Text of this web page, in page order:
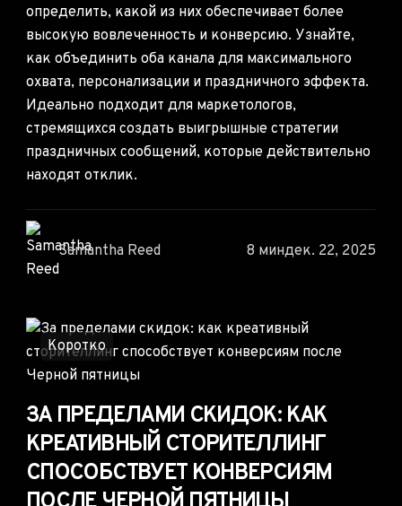
определить, какой из них обеспечивает более
высокую вовлеченность и конверсию. Узнайте,
как объединить оба канала для максимального
охвата, персонализации и праздничного эффекта.
Идеально подходит для маркетологов,
стремящихся создать выигрышные стратегии
праздничных сообщений, которые действительно
находят отклик.
Samantha Reed 8 миндек. 22, 2025
Коротко
ЗА ПРЕДЕЛАМИ СКИДОК: КАК
КРЕАТИВНЫЙ СТОРИТЕЛЛИНГ
СПОСОБСТВУЕТ КОНВЕРСИЯМ